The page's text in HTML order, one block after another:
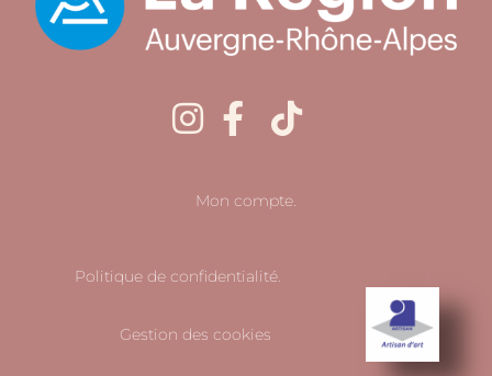
Mon compte.
Politique de confidentialité.
Gestion des cookies